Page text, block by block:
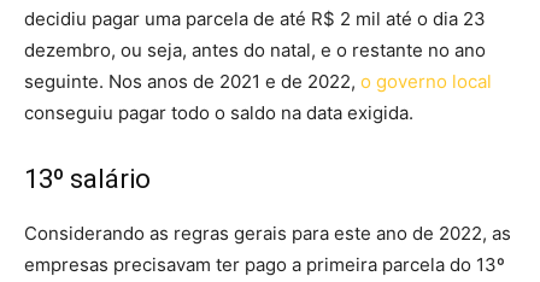
decidiu pagar uma parcela de até R$ 2 mil até o dia 23
dezembro, ou seja, antes do natal, e o restante no ano
seguinte. Nos anos de 2021 e de 2022, o governo local
conseguiu pagar todo o saldo na data exigida.
13º salário
Considerando as regras gerais para este ano de 2022, as
empresas precisavam ter pago a primeira parcela do 13º